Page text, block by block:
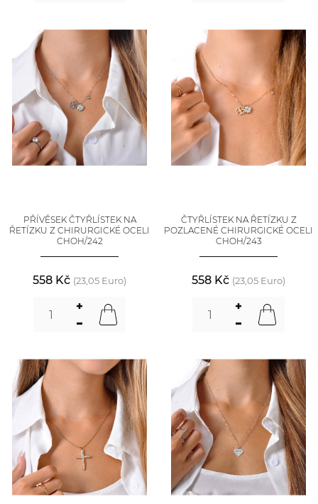
PŘÍVĚSEK ČTYŘLÍSTEK NA
ŘETÍZKU Z CHIRURGICKÉ OCELI
CHOH/242
558 Kč (23,05 Euro)
ČTYŘLÍSTEK NA ŘETÍZKU Z
POZLACENÉ CHIRURGICKÉ OCELI
CHOH/243
558 Kč (23,05 Euro)